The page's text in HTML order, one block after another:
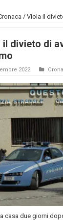
/ Viola il
il divieto di
2022
casa due giorni